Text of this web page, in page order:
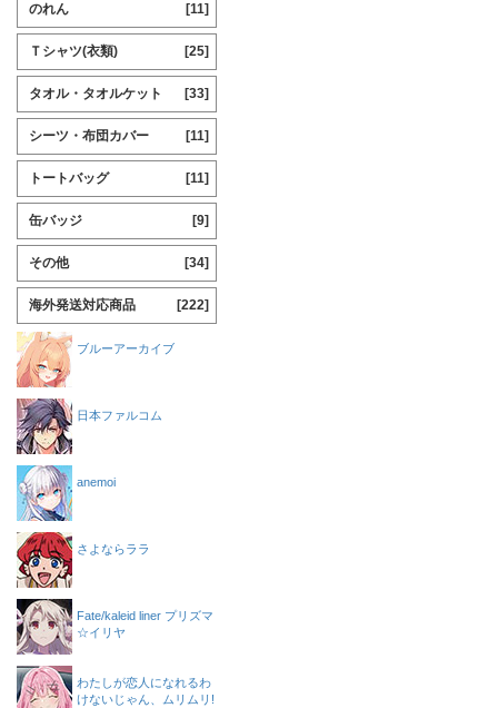
のれん [11]
Ｔシャツ(衣類) [25]
タオル・タオルケット [33]
シーツ・布団カバー [11]
トートバッグ [11]
缶バッジ [9]
その他 [34]
海外発送対応商品 [222]
ブルーアーカイブ
日本ファルコム
anemoi
さよならララ
Fate/kaleid liner プリズマ
☆イリヤ
わたしが恋人になれるわ
けないじゃん、ムリムリ!